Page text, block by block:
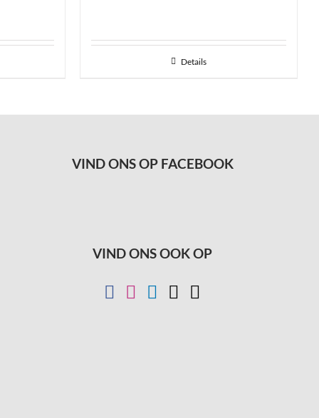
Details
VIND ONS OP FACEBOOK
VIND ONS OOK OP